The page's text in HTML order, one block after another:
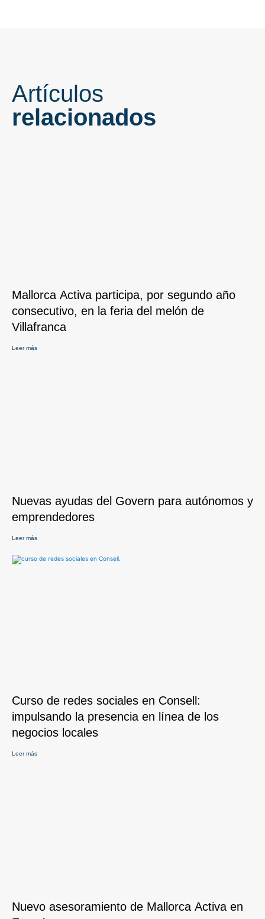
Artículos
relacionados
Mallorca Activa participa, por segundo año
consecutivo, en la feria del melón de
Villafranca
Leer más
Nuevas ayudas del Govern para autónomos y
emprendedores
Leer más
Curso de redes sociales en Consell:
impulsando la presencia en línea de los
negocios locales
Leer más
Nuevo asesoramiento de Mallorca Activa en